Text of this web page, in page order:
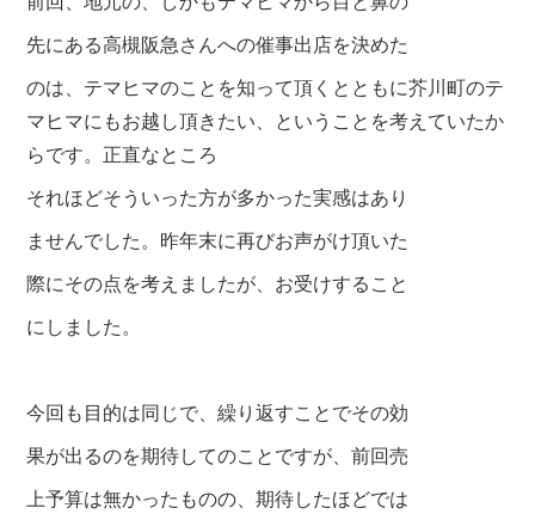
先にある高槻阪急さんへの催事出店を決めた
のは、テマヒマのことを知って頂くとともに芥川町のテ
マヒマにもお越し頂きたい、ということを考えていたか
らです。正直なところ
それほどそういった方が多かった実感はあり
ませんでした。昨年末に再びお声がけ頂いた
際にその点を考えましたが、お受けすること
にしました。
今回も目的は同じで、繰り返すことでその効
果が出るのを期待してのことですが、前回売
上予算は無かったものの、期待したほどでは